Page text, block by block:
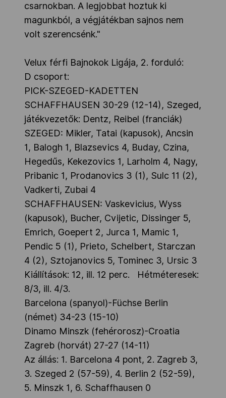
csarnokban. A legjobbat hoztuk ki
magunkból, a végjátékban sajnos nem
volt szerencsénk."
Velux férfi Bajnokok Ligája, 2. forduló:
D csoport:
PICK-SZEGED-KADETTEN
SCHAFFHAUSEN 30-29 (12-14), Szeged,
játékvezetők: Dentz, Reibel (franciák)
SZEGED: Mikler, Tatai (kapusok), Ancsin
1, Balogh 1, Blazsevics 4, Buday, Czina,
Hegedűs, Kekezovics 1, Larholm 4, Nagy,
Pribanic 1, Prodanovics 3 (1), Sulc 11 (2),
Vadkerti, Zubai 4
SCHAFFHAUSEN: Vaskevicius, Wyss
(kapusok), Bucher, Cvijetic, Dissinger 5,
Emrich, Goepert 2, Jurca 1, Mamic 1,
Pendic 5 (1), Prieto, Schelbert, Starczan
4 (2), Sztojanovics 5, Tominec 3, Ursic 3
Kiállítások: 12, ill. 12 perc. Hétméteresek:
8/3, ill. 4/3.
Barcelona (spanyol)-Füchse Berlin
(német) 34-23 (15-10)
Dinamo Minszk (fehérorosz)-Croatia
Zagreb (horvát) 27-27 (14-11)
Az állás: 1. Barcelona 4 pont, 2. Zagreb 3,
3. Szeged 2 (57-59), 4. Berlin 2 (52-59),
5. Minszk 1, 6. Schaffhausen 0